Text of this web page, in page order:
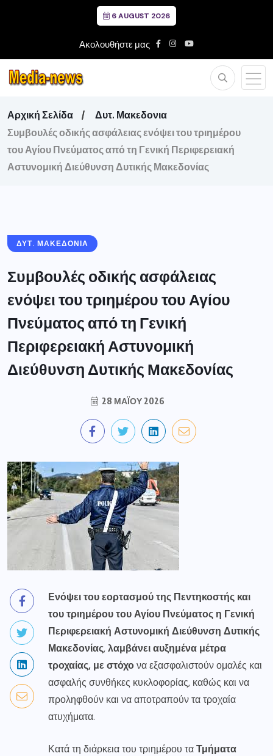
6 AUGUST 2026
Ακολουθήστε μας
Αρχική Σελίδα
Δυτ. Μακεδονια
Συμβουλές οδικής ασφάλειας ενόψει του τριημέρου
του Αγίου Πνεύματος από τη Γενική Περιφερειακή
Αστυνομική Διεύθυνση Δυτικής Μακεδονίας
ΔΥΤ. ΜΑΚΕΔΟΝΙΑ
Συμβουλές οδικής ασφάλειας
ενόψει του τριημέρου του Αγίου
Πνεύματος από τη Γενική
Περιφερειακή Αστυνομική
Διεύθυνση Δυτικής Μακεδονίας
28 ΜΑΪ́ΟΥ 2026
Ενόψει του εορτασμού της Πεντηκοστής και
του τριημέρου του Αγίου Πνεύματος η Γενική
Περιφερειακή Αστυνομική Διεύθυνση Δυτικής
Μακεδονίας,λαμβάνειαυξημένα μέτρα
τροχαίας, με στόχονα εξασφαλιστούν ομαλές και
ασφαλής συνθήκες κυκλοφορίας, καθώς και να
προληφθούν και να αποτραπούν τα τροχαία
ατυχήματα.
Κατά τη διάρκεια του τριημέρου ταΤμήματα